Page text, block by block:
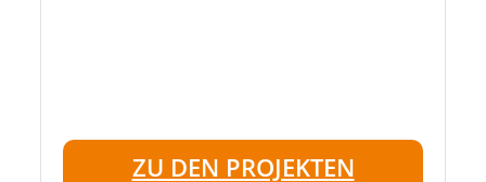
ZU DEN PROJEKTEN